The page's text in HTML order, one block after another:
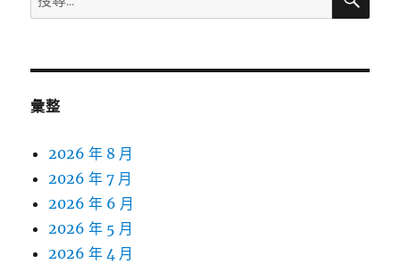
尋
鍵
彙整
2026 年 8 月
2026 年 7 月
2026 年 6 月
2026 年 5 月
2026 年 4 月